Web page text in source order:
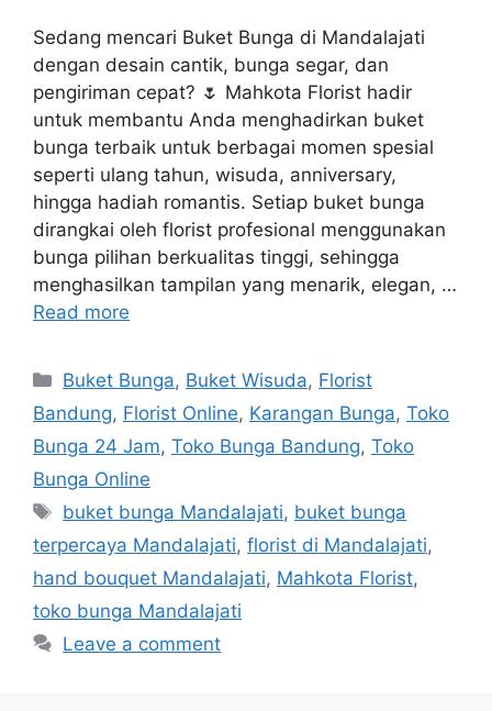
Sedang mencari Buket Bunga di Mandalajati
dengan desain cantik, bunga segar, dan
pengiriman cepat? 🌷 Mahkota Florist hadir
untuk membantu Anda menghadirkan buket
bunga terbaik untuk berbagai momen spesial
seperti ulang tahun, wisuda, anniversary,
hingga hadiah romantis. Setiap buket bunga
dirangkai oleh florist profesional menggunakan
bunga pilihan berkualitas tinggi, sehingga
menghasilkan tampilan yang menarik, elegan, …
Read more
Buket Bunga, Buket Wisuda, Florist
Bandung, Florist Online, Karangan Bunga, Toko
Bunga 24 Jam, Toko Bunga Bandung, Toko
Bunga Online
buket bunga Mandalajati, buket bunga
terpercaya Mandalajati, florist di Mandalajati,
hand bouquet Mandalajati, Mahkota Florist,
toko bunga Mandalajati
Leave a comment